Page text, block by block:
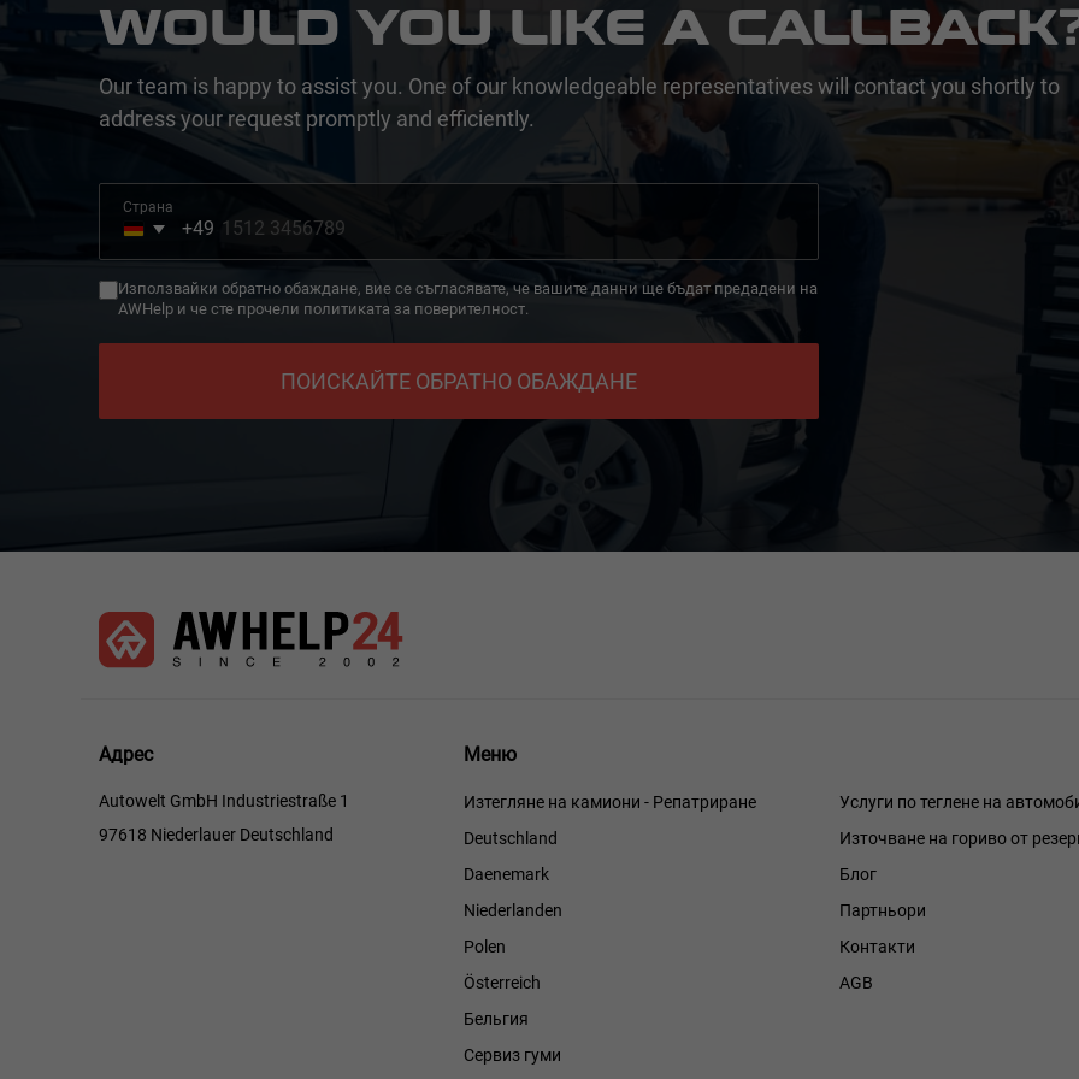
WOULD YOU LIKE A
Our team is happy to assist you. One of our knowledgeable representatives will contact you shortly to
address your request promptly and efficiently.
Страна
Germany
+49
+49
Използвайки обратно обаждане, вие се съгласявате, че вашите данни ще бъдат предадени на
AWHelp и че сте прочели политиката за поверителност.
ПОИСКАЙТЕ ОБРАТНО ОБАЖДАНЕ
Адрес
Autowelt GmbH Industriestraße 1
97618 Niederlauer Deutschland
Меню
Меню
Изтегляне на камиони - Репатриране
Deutschland
Daenemark
Niederlanden
Polen
Österreich
Бельгия
Сервиз гуми
Услуги по теглене на
Източване на гориво от
Блог
Партньори
Контакти
AGB